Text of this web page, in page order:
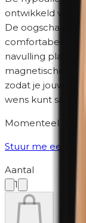
ontwikkeld voor
De oogschaduw
comfortabel aan
navulling plaats
magnetische
zodat je jouw
wens kunt
Momenteel niet
Stuur me een
Aantal
1